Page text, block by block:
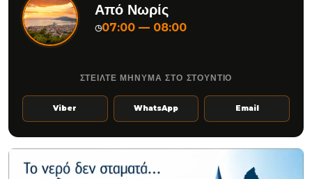
Από Νωρίς
◷07:00 — 08:00
ΣΤΕΙΛΤΕ ΜΗΝΥΜΑ ΣΤΟ ΣΤΟΥΝΤΙΟ
Viber WhatsApp Email